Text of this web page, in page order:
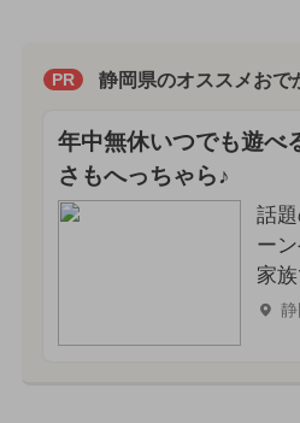
PR 静岡県のオススメおで
年中無休いつでも遊
さもへっちゃら♪
話
ー
家